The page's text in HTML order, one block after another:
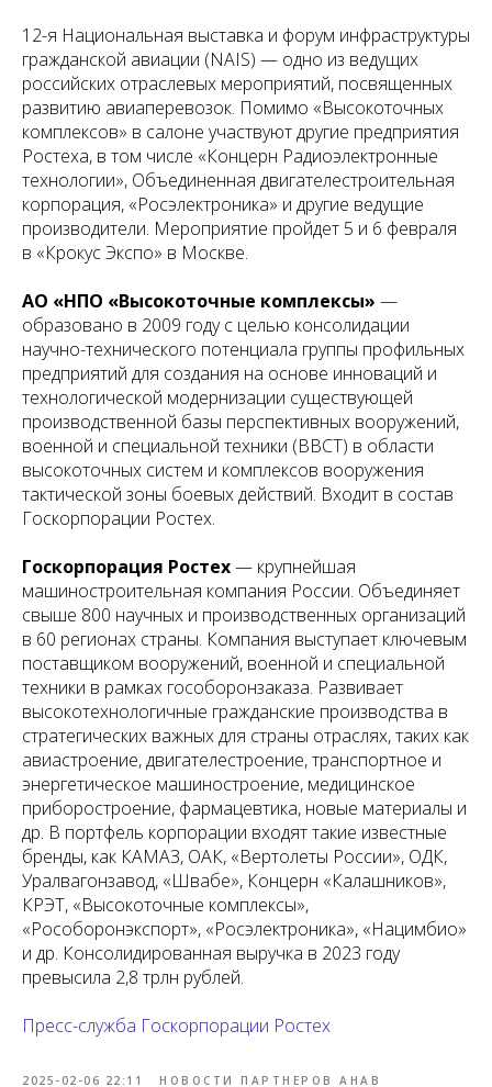
12-я Национальная выставка и форум инфраструктуры
гражданской авиации (NAIS) — одно из ведущих
российских отраслевых мероприятий, посвященных
развитию авиаперевозок. Помимо «Высокоточных
комплексов» в салоне участвуют другие предприятия
Ростеха, в том числе «Концерн Радиоэлектронные
технологии», Объединенная двигателестроительная
корпорация, «Росэлектроника» и другие ведущие
производители. Мероприятие пройдет 5 и 6 февраля
в «Крокус Экспо» в Москве.
АО «НПО «Высокоточные комплексы» —
образовано в 2009 году с целью консолидации
научно-технического потенциала группы профильных
предприятий для создания на основе инноваций и
технологической модернизации существующей
производственной базы перспективных вооружений,
военной и специальной техники (ВВСТ) в области
высокоточных систем и комплексов вооружения
тактической зоны боевых действий. Входит в состав
Госкорпорации Ростех.
Госкорпорация Ростех— крупнейшая
машиностроительная компания России. Объединяет
свыше 800 научных и производственных организаций
в 60 регионах страны. Компания выступает ключевым
поставщиком вооружений, военной и специальной
техники в рамках гособоронзаказа. Развивает
высокотехнологичные гражданские производства в
стратегических важных для страны отраслях, таких как
авиастроение, двигателестроение, транспортное и
энергетическое машиностроение, медицинское
приборостроение, фармацевтика, новые материалы и
др. В портфель корпорации входят такие известные
бренды, как КАМАЗ, ОАК, «Вертолеты России», ОДК,
Уралвагонзавод, «Швабе», Концерн «Калашников»,
КРЭТ, «Высокоточные комплексы»,
«Рособоронэкспорт», «Росэлектроника», «Нацимбио»
и др. Консолидированная выручка в 2023 году
превысила 2,8 трлн рублей.
Пресс-служба Госкорпорации Ростех
2025-02-06 22:11 НОВОСТИ ПАРТНЕРОВ АНАВ